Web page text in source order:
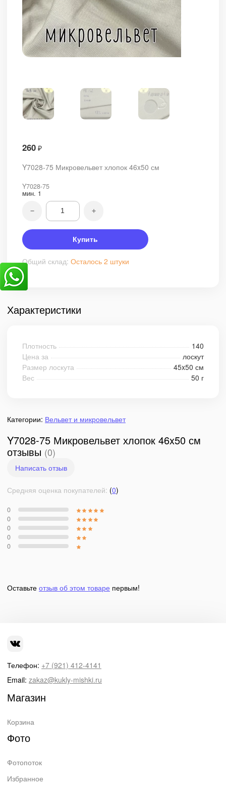
260 ₽
Y7028-75 Микровельвет хлопок 46x50 см
Y7028-75
мин. 1
− +
Купить
Общий склад: Осталось 2 штуки
Характеристики
Плотность
140
Цена за
лоскут
Размер лоскута
45x50 см
Вес
50 г
Категории: Вельвет и микровельвет
Y7028-75 Микровельвет хлопок 46x50 см
отзывы (0)
Написать отзыв
Средняя оценка покупателей: (0)
0
0
0
0
0
Оставьте отзыв об этом товаре первым!
Телефон: +7 (921) 412-4141
Email: zakaz@kukly-mishki.ru
Магазин
Корзина
Фото
Фотопоток
Избранное